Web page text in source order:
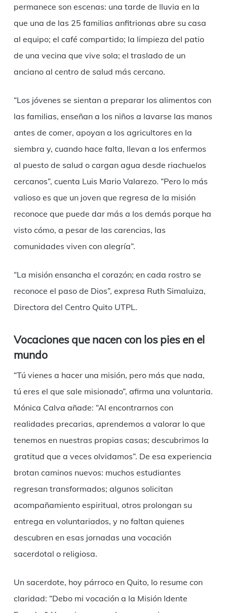
permanece son escenas: una tarde de lluvia en la
que una de las 25 familias anfitrionas abre su casa
al equipo; el café compartido; la limpieza del patio
de una vecina que vive sola; el traslado de un
anciano al centro de salud más cercano.
“Los jóvenes se sientan a preparar los alimentos con
las familias, enseñan a los niños a lavarse las manos
antes de comer, apoyan a los agricultores en la
siembra y, cuando hace falta, llevan a los enfermos
al puesto de salud o cargan agua desde riachuelos
cercanos”, cuenta Luis Mario Valarezo. “Pero lo más
valioso es que un joven que regresa de la misión
reconoce que puede dar más a los demás porque ha
visto cómo, a pesar de las carencias, las
comunidades viven con alegría”.
“La misión ensancha el corazón; en cada rostro se
reconoce el paso de Dios”, expresa Ruth Simaluiza,
Directora del Centro Quito UTPL.
Vocaciones que nacen con los pies en el
mundo
“Tú vienes a hacer una misión, pero más que nada,
tú eres el que sale misionado”, afirma una voluntaria.
Mónica Calva añade: “Al encontrarnos con
realidades precarias, aprendemos a valorar lo que
tenemos en nuestras propias casas; descubrimos la
gratitud que a veces olvidamos”. De esa experiencia
brotan caminos nuevos: muchos estudiantes
regresan transformados; algunos solicitan
acompañamiento espiritual, otros prolongan su
entrega en voluntariados, y no faltan quienes
descubren en esas jornadas una vocación
sacerdotal o religiosa.
Un sacerdote, hoy párroco en Quito, lo resume con
claridad: “Debo mi vocación a la Misión Idente